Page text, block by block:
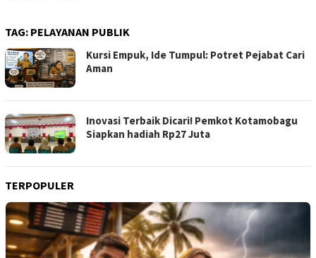
TAG: PELAYANAN PUBLIK
Kursi Empuk, Ide Tumpul: Potret Pejabat Cari
Aman
Inovasi Terbaik Dicari! Pemkot Kotamobagu
Siapkan hadiah Rp27 Juta
TERPOPULER